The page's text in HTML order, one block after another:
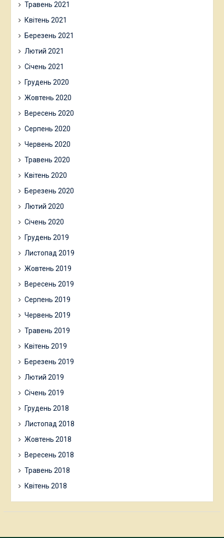
Травень 2021
Квітень 2021
Березень 2021
Лютий 2021
Січень 2021
Грудень 2020
Жовтень 2020
Вересень 2020
Серпень 2020
Червень 2020
Травень 2020
Квітень 2020
Березень 2020
Лютий 2020
Січень 2020
Грудень 2019
Листопад 2019
Жовтень 2019
Вересень 2019
Серпень 2019
Червень 2019
Травень 2019
Квітень 2019
Березень 2019
Лютий 2019
Січень 2019
Грудень 2018
Листопад 2018
Жовтень 2018
Вересень 2018
Травень 2018
Квітень 2018